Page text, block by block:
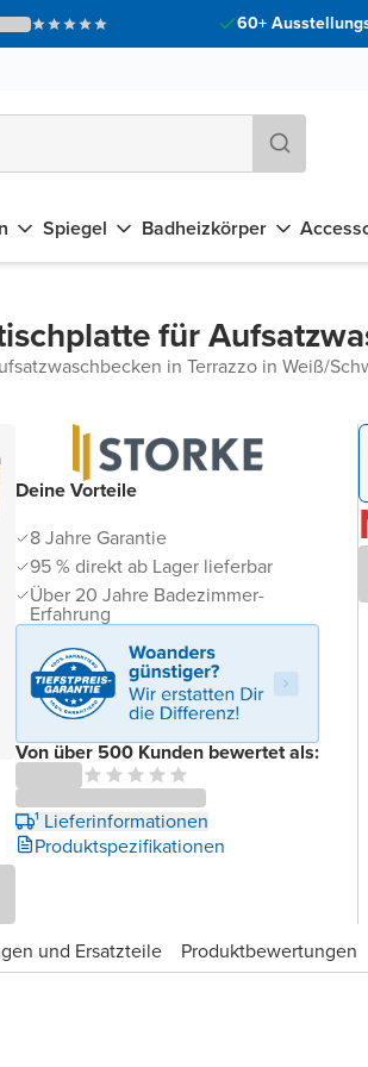
60+
Spiegel Badheizkörper
für
in Terrazzo in Weiß/
Deine Vorteile
8 Jahre Garantie
95 % direkt ab Lager lieferbar
Über 20 Jahre Badezimmer-
Erfahrung
Von über 500 Kunden bewertet als:
¹ Lieferinformationen
Produktspezifikationen
und Ersatzteile Produktbewertungen